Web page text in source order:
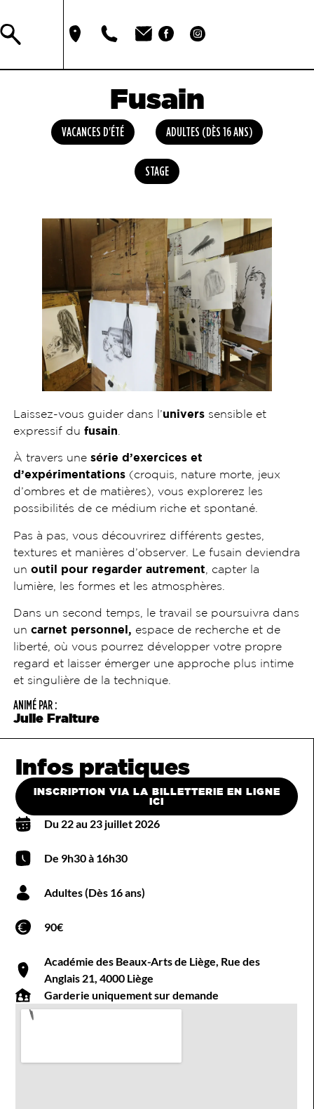
Fusain
VACANCES D'ÉTÉ ADULTES (DÈS 16 ANS)
STAGE
Laissez-vous guider dans l’universsensible et
expressif du fusain
À travers une série d’exercices et
d’expérimentations(croquis, nature morte, jeux
d’ombres et de matières), vous explorerez les
possibilités de ce médium riche et spontané.
Pas à pas, vous découvrirez différents gestes,
textures et manières d’observer. Le fusain deviendra
un outil pour regarder autrement , capter la
lumière, les formes et les atmosphères.
Dans un second temps, le travail se poursuivra dans
un carnet personnel, espace de recherche et de
liberté, où vous pourrez développer votre propre
regard et laisser émerger une approche plus intime
et singulière de la technique.
ANIMÉ PAR :
Julie Fraiture
Infos pratiques
INSCRIPTION VIA LA BILLETTERIE EN LIGNE
ICI
Du 22 au 23 juillet 2026
De 9h30 à 16h30
Adultes (Dès 16 ans)
90€
Académie des Beaux-Arts de Liège, Rue des
Anglais 21, 4000 Liège
Garderie uniquement sur demande